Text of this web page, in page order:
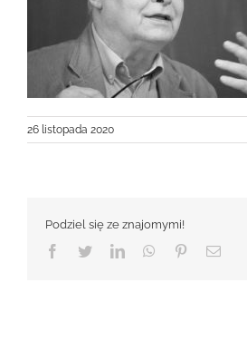
26 listopada 2020
Podziel się ze znajomymi!
Facebook
TwitterLinkedInWhatsApp
PinterestEmail